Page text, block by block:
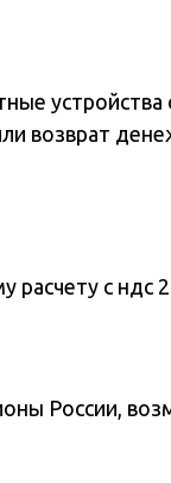
устройства
возврат
расчету с ндс
России,